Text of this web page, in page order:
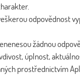
odpovědnost
žádnou
úplnost,
prostřednictvím